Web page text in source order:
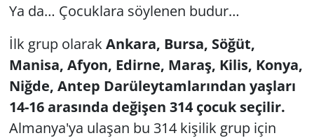
Ya da… Çocuklara söylenen budur…
İlk grup olarak Ankara, Bursa, Söğüt,
Manisa, Afyon, Edirne, Maraş, Kilis, Konya,
Niğde, Antep Darüleytamlarından yaşları
14-16 arasında değişen 314 çocuk seçilir.
Almanya'ya ulaşan bu 314 kişilik grup için